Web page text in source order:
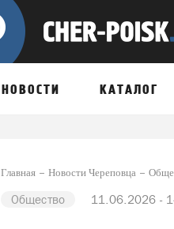
НОВОСТИ КАТАЛОГ
Главная Новости Череповца
Общество 11.06.2026 -